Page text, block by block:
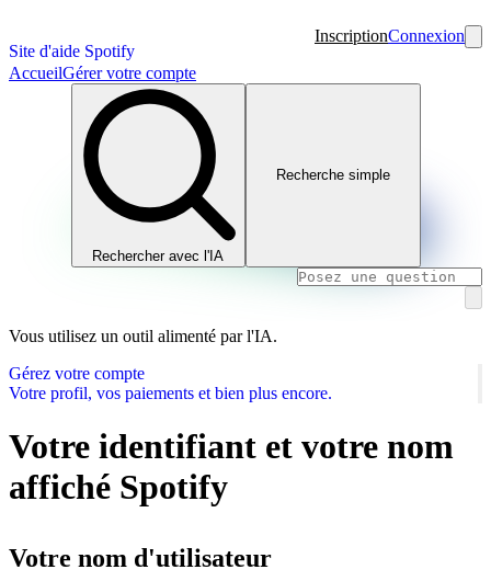
Site d'aide Spotify
InscriptionConnexion
AccueilGérer votre compte
Rechercher avec l'IA
Recherche simple
Vous utilisez un outil alimenté par l'IA.
Gérez votre compte
Votre profil, vos paiements et bien plus encore.
Votre identifiant et votre nom
affiché Spotify
Votre nom d'utilisateur